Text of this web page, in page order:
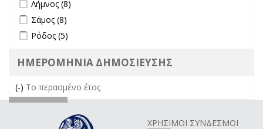
Λήμνος (8)
Apply Σάμος filter
Σάμος (8)
Apply Ρόδος filter
Ρόδος (5)
ΗΜΕΡΟΜΗΝΙΑ ΔΗΜΟΣΙΕΥΣΗΣ
(-) Remove Το περασμένο έτος filter
Το περασμένο έτος
ΧΡΗΣΙΜΟΙ ΣΥΝΔΕΣΜΟΙ